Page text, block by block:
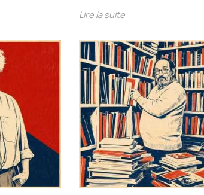
Lire la suite